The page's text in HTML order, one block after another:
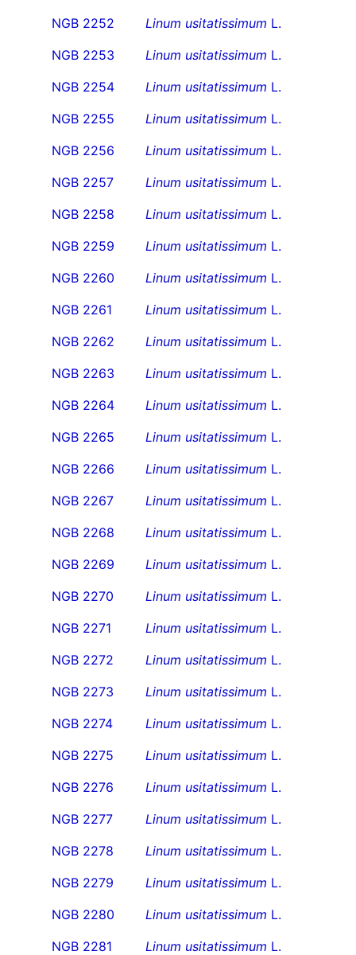
NGB 2252
Linum usitatissimum L.
NGB 2253
Linum usitatissimum L.
NGB 2254
Linum usitatissimum L.
NGB 2255
Linum usitatissimum L.
NGB 2256
Linum usitatissimum L.
NGB 2257
Linum usitatissimum L.
NGB 2258
Linum usitatissimum L.
NGB 2259
Linum usitatissimum L.
NGB 2260
Linum usitatissimum L.
NGB 2261
Linum usitatissimum L.
NGB 2262
Linum usitatissimum L.
NGB 2263
Linum usitatissimum L.
NGB 2264
Linum usitatissimum L.
NGB 2265
Linum usitatissimum L.
NGB 2266
Linum usitatissimum L.
NGB 2267
Linum usitatissimum L.
NGB 2268
Linum usitatissimum L.
NGB 2269
Linum usitatissimum L.
NGB 2270
Linum usitatissimum L.
NGB 2271
Linum usitatissimum L.
NGB 2272
Linum usitatissimum L.
NGB 2273
Linum usitatissimum L.
NGB 2274
Linum usitatissimum L.
NGB 2275
Linum usitatissimum L.
NGB 2276
Linum usitatissimum L.
NGB 2277
Linum usitatissimum L.
NGB 2278
Linum usitatissimum L.
NGB 2279
Linum usitatissimum L.
NGB 2280
Linum usitatissimum L.
NGB 2281
Linum usitatissimum L.